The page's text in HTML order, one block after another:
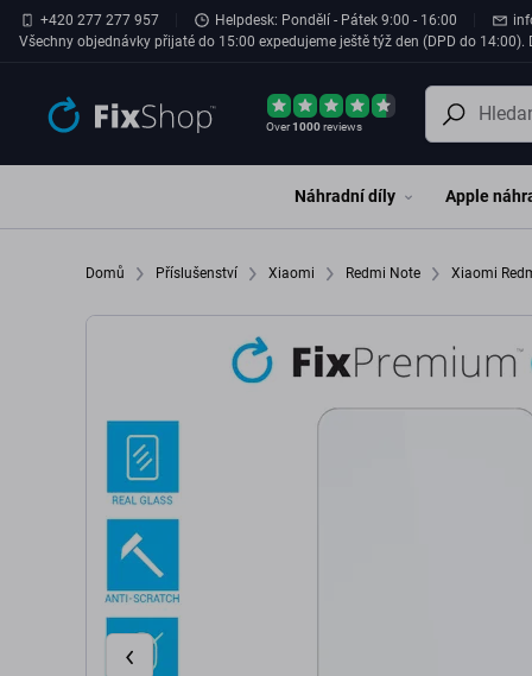
Přeskočit na hlavní obsah
+420 277 277 957 Helpdesk: Pondělí - Pátek 9:00 - 16:00
Všechny objednávky přijaté do 15:00 expedujeme ještě týž den (DPD do 14:00).
Over1000reviews
Náhradní díly Apple
Domů Příslušenství Xiaomi Redmi Note Xiaomi